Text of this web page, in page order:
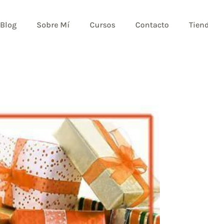
Blog Sobre Mí Cursos Contacto